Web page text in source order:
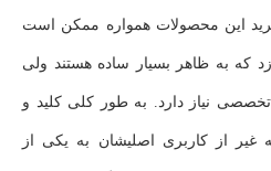
این محصولات همواره ممکن است
که به ظاهر بسیار ساده هستند ولی
نیاز دارد. به طور کلی کلید و
غیر از کاربری اصلیشان به یکی از